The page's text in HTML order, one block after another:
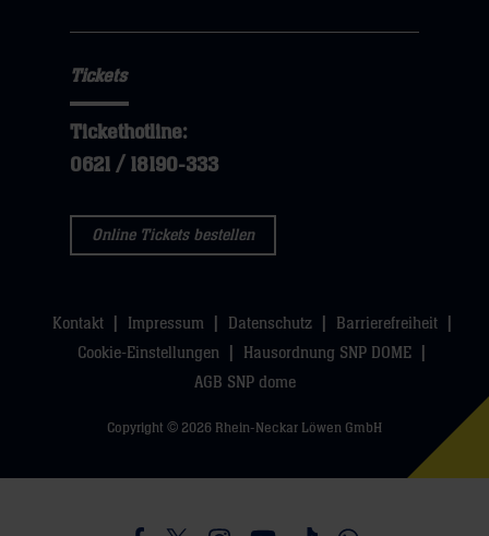
Tickets
Tickethotline:
0621 / 18190-333
Online Tickets bestellen
Kontakt Impressum Datenschutz
Barrierefreiheit
Cookie-Einstellungen
Hausordnung SNP DOME
AGB SNP dome
Copyright © 2026 Rhein-Neckar Löwen GmbH